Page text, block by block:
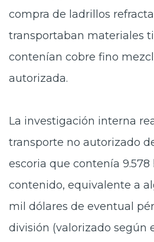
compra de ladrillos
transportaban materiales
contenían cobre fino
autorizada.
La investigación interna
transporte no autorizado
escoria que contenía
contenido, equivalente a
mil dólares de eventual
división (valorizado según